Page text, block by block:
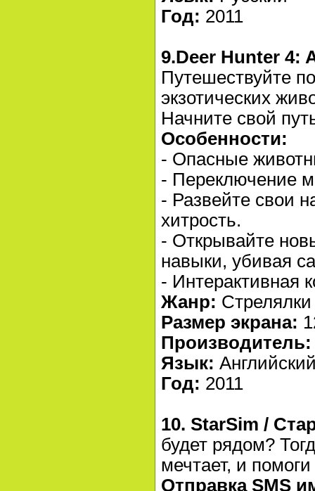
Год: 2011
9.Deer Hunter 4:
Путешествуйте
экзотических
Начните свой
Особенности:
- Опасные
- Переключение
- Развейте свои
хитрость.
- Открывайте
навыки, убивая
- Интерактивная
Жанр: Стрелялки
Размер экрана:
Производитель:
Язык:
Год: 2011
10. StarSim /
будет рядом?
мечтает, и
Отправка SMS